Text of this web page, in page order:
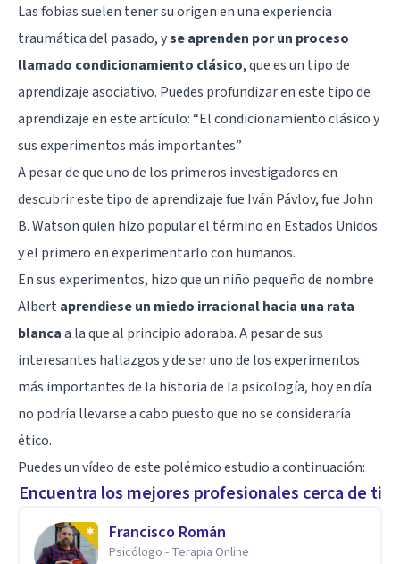
Las fobias suelen tener su origen en una experiencia
traumática del pasado, yse aprenden por un proceso
llamado condicionamiento clásico, que es un tipo de
aprendizaje asociativo. Puedes profundizar en este tipo de
aprendizaje en este artículo: “El condicionamiento clásico y
sus experimentos más importantes”
A pesar de que uno de los primeros investigadores en
descubrir este tipo de aprendizaje fue Iván Pávlov, fueJohn
B. Watsonquien hizo popular el término en Estados Unidos
y el primero en experimentarlo con humanos.
En sus experimentos, hizo que un niño pequeño de nombre
Albert aprendiese un miedo irracional hacia una rata
blancaa la que al principio adoraba. A pesar de sus
interesantes hallazgos y de ser uno de los experimentos
más importantes de la historia de la psicología, hoy en día
no podría llevarse a cabo puesto que no se consideraría
ético.
Puedes un vídeo de este polémico estudio a continuación:
Encuentra los mejores profesionales cerca de ti
Francisco Román
Psicólogo - Terapia Online